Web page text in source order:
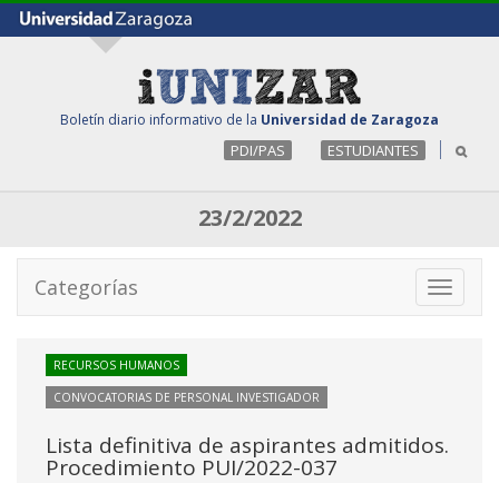
Boletín diario informativo de la Universidad de Zaragoza
PDI/PAS ESTUDIANTES
23/2/2022
Toggle
Categorías
RECURSOS HUMANOS
CONVOCATORIAS DE PERSONAL INVESTIGADOR
Lista definitiva de aspirantes admitidos.
Procedimiento PUI/2022-037